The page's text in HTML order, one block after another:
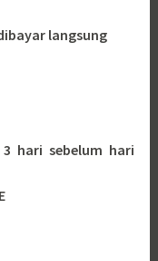
langsung
hari sebelum hari